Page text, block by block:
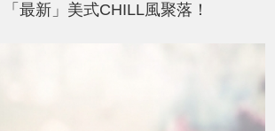
最新」美式CHILL風聚落！